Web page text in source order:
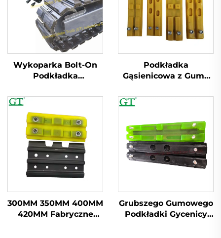
Wykoparka Bolt-On
Podkładka
Podkładką Gumową z
Naturalną Guma
Podkładka
Gąsienicowa z Gumy
Boltach z Modelem
230BB 250BA 300BA
300MM 350MM 400MM
420MM Fabryczne
Grubszego Gumowego
Podkładki Gусenicy